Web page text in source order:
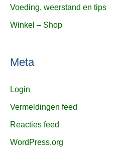
Voeding, weerstand en tips
Winkel – Shop
Meta
Login
Vermeldingen feed
Reacties feed
WordPress.org